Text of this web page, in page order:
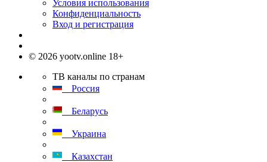
Условия использования
Конфиденциальность
Вход и регистрация
© 2026 yootv.online 18+
ТВ каналы по странам
Россия
Беларусь
Украина
Казахстан